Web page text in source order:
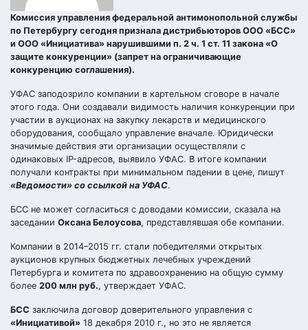
Комиссия управления федеральной антимонопольной службы
по Петербургу сегодня признала дистрибьюторов ООО «БСС»
и ООО «Инициатива» нарушившими п. 2 ч. 1 ст. 11 закона «О
защите конкуренции» (запрет на ограничивающие
конкуренцию соглашения).
УФАС заподозрило компании в картельном сговоре в начале
этого года. Они создавали видимость наличия конкуренции при
участии в аукционах на закупку лекарств и медицинского
оборудования, сообщало управление вначале. Юридически
значимые действия эти организации осуществляли с
одинаковых IP-адресов, выявило УФАС. В итоге компании
получали контракты при минимальном падении в цене, пишут
«Ведомости» со ссылкой на УФАС.
БСС не может согласиться с доводами комиссии, сказала на
заседании Оксана Белоусова, представлявшая обе компании.
Компании в 2014–2015 гг. стали победителями открытых
аукционов крупных бюджетных лечебных учреждений
Петербурга и комитета по здравоохранению на общую сумму
более 200 млн руб., утверждает УФАС.
БСС заключила договор доверительного управления с
«Инициативой» 18 декабря 2010 г., но это не является